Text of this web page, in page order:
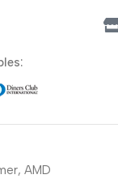
, AMD